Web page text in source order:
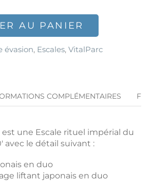
AU PANIER
évasion, Escales, VitalParc
COMPLÉMENTAIRES FAQ
une Escale rituel impérial du
avec le détail suivant :
en duo
liftant japonais en duo